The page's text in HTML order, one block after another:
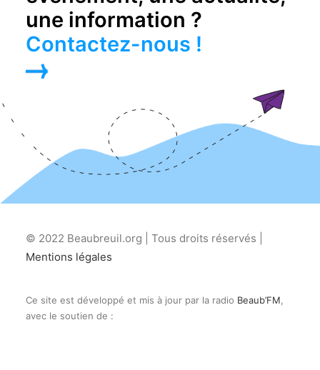
une information ?
Contactez-nous !
© 2022 Beaubreuil.org | Tous droits réservés |
Mentions légales
Ce site est développé et mis à jour par la radio Beaub’FM
avec le soutien de :